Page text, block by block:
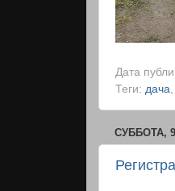
Дата
Теги: дача,
СУББОТА,